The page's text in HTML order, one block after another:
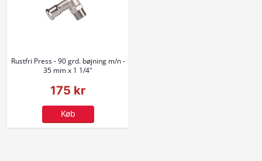
Rustfri Press - 90 grd. bøjning m/n -
35 mm x 1 1/4"
175 kr
Køb